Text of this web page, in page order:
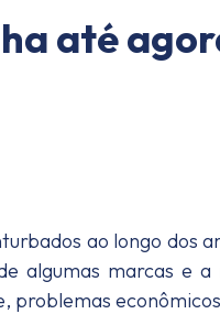
até
ao longo dos
algumas marcas e
problemas